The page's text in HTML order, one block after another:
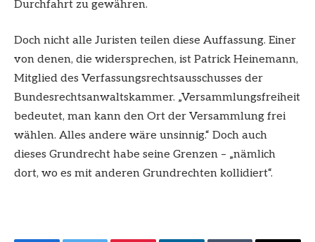
Durchfahrt zu gewähren.
Doch nicht alle Juristen teilen diese Auffassung. Einer
von denen, die widersprechen, ist Patrick Heinemann,
Mitglied des Verfassungsrechtsausschusses der
Bundesrechtsanwaltskammer. „Versammlungsfreiheit
bedeutet, man kann den Ort der Versammlung frei
wählen. Alles andere wäre unsinnig.“ Doch auch
dieses Grundrecht habe seine Grenzen – „nämlich
dort, wo es mit anderen Grundrechten kollidiert“.